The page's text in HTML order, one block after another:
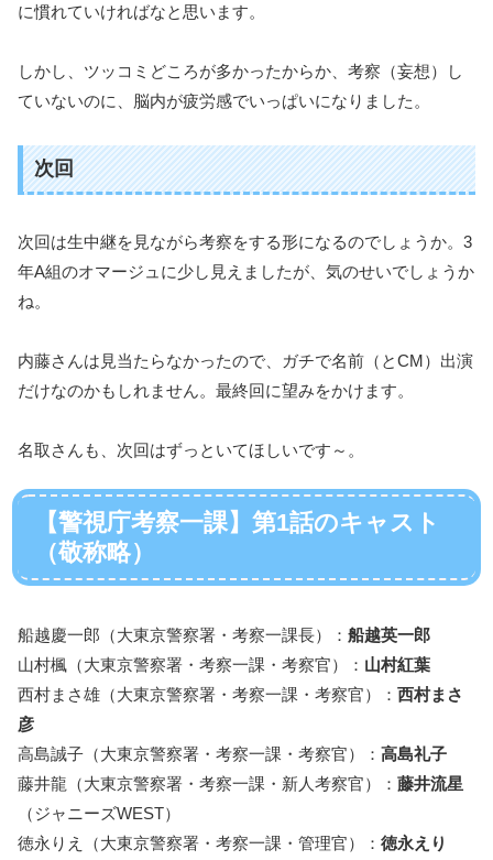
に慣れていければなと思います。
しかし、ツッコミどころが多かったからか、考察（妄想）し
ていないのに、脳内が疲労感でいっぱいになりました。
次回
次回は生中継を見ながら考察をする形になるのでしょうか。3
年A組のオマージュに少し見えましたが、気のせいでしょうか
ね。
内藤さんは見当たらなかったので、ガチで名前（とCM）出演
だけなのかもしれません。最終回に望みをかけます。
名取さんも、次回はずっといてほしいです～。
【警視庁考察一課】第1話のキャスト
（敬称略）
船越慶一郎（大東京警察署・考察一課長）： 船越英一郎
山村楓（大東京警察署・考察一課・考察官）： 山村紅葉
西村まさ雄（大東京警察署・考察一課・考察官）： 西村まさ
彦
高島誠子（大東京警察署・考察一課・考察官）： 高島礼子
藤井龍（大東京警察署・考察一課・新人考察官）： 藤井流星
（ジャニーズWEST）
徳永りえ（大東京警察署・考察一課・管理官）： 徳永えり